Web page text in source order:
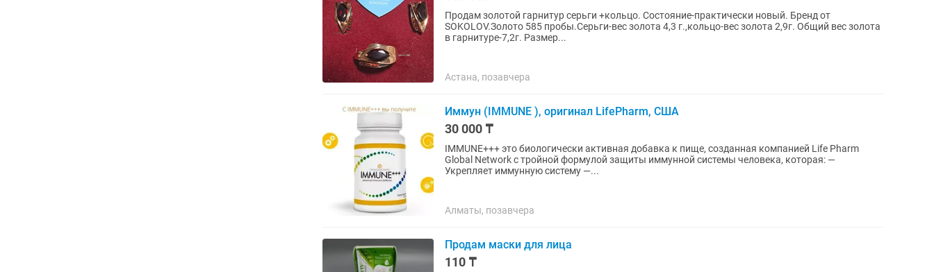
Продам золотой гарнитур серьги +кольцо. Состояние-практически новый. Бренд от
SOKOLOV.Золото 585 пробы.Серьги-вес золота 4,3 г.,кольцо-вес золота 2,9г. Общий вес золота
в гарнитуре-7,2г. Размер...
Астана, позавчера
Иммун (IMMUNE ), оригинал LifePharm, США
30 000 ₸
IMMUNE+++ это биологически активная добавка к пище, созданная компанией Life Pharm
Global Network с тройной формулой защиты иммунной системы человека, которая: —
Укрепляет иммунную систему —...
Алматы, позавчера
Продам маски для лица
110 ₸